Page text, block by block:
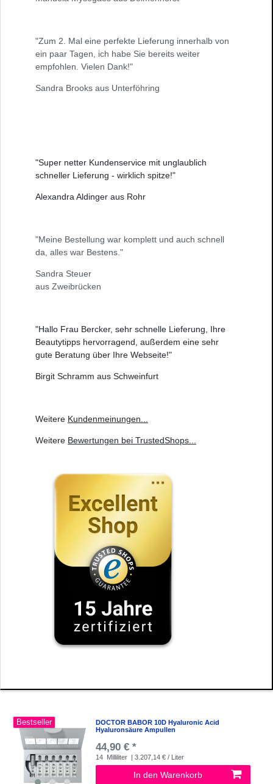
"Zum 2. Mal eine perfekte Lieferung innerhalb von
ein paar Tagen, ich habe Sie bereits weiter
empfohlen. Vielen Dank!"
Sandra Brooks aus Unterföhring
"Super netter Kundenservice mit unglaublich
schneller Lieferung - wirklich spitze!"
Alexandra Aldinger aus Rohr
"Meine Bestellung war komplett und auch schnell
da, alles war Bestens."
Sandra Steuer
aus Zweibrücken
"Hallo Frau Bercker, sehr schnelle Lieferung, Ihre
Beautytipps hervorragend, außerdem eine sehr
gute Beratung über Ihre Webseite!"
Birgit Schramm aus Schweinfurt
Weitere Kundenmeinungen...
Weitere Bewertungen bei TrustedShops...
Bestseller
DOCTOR BABOR 10D Hyaluronic Acid
Hyaluronsäure Ampullen
44,90 € *
14 Milliliter | 3.207,14 € / Liter
In den Warenkorb